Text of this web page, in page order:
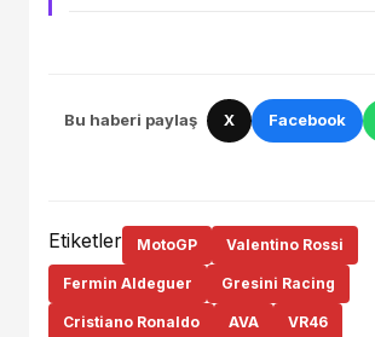
Bu haberi paylaş X Facebook
Etiketler MotoGP Valentino Rossi
Fermin Aldeguer Gresini Racing
Cristiano Ronaldo AVA VR46